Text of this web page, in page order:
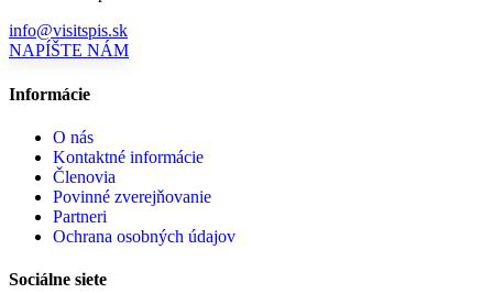
info@visitspis.sk
NAPÍŠTE NÁM
Informácie
O nás
Kontaktné informácie
Členovia
Povinné zverejňovanie
Partneri
Ochrana osobných údajov
Sociálne siete